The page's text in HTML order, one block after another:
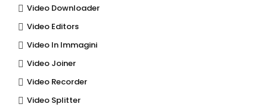
Video Downloader
Video Editors
Video In Immagini
Video Joiner
Video Recorder
Video Splitter